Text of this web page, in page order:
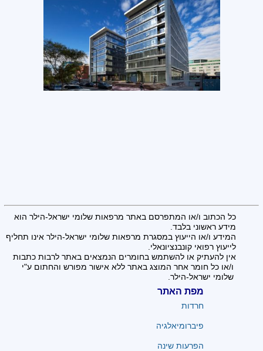
כל הכתוב ו/או המתפרסם באתר מרפאות שלומי ישראל-הילר הוא
מידע ראשוני בלבד.
המידע ו/או הייעוץ במסגרת מרפאות שלומי ישראל-הילר אינו תחליף
לייעוץ רפואי קונבנציונאלי.
אין להעתיק או להשתמש בחומרים הנמצאים באתר לרבות כתבות
ו/או כל חומר אחר המוצג באתר ללא אישור מפורש והחתום ע"י
שלומי ישראל-הילר.
מפת האתר
חרדות
פיברומיאלגיה
הפרעות שינה